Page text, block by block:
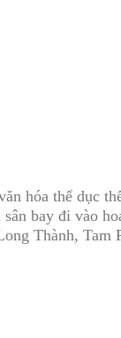
hóa thể dục
bay đi vào
Thành, Tam